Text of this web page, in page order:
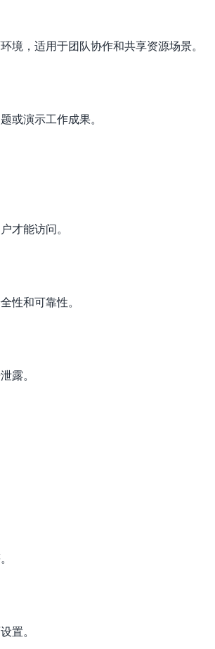
，适用于团队协作和共享资源场景。
或演示工作成果。
才能访问。
性和可靠性。
露。
置。